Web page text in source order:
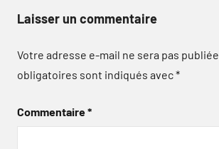
Laisser un commentaire
Votre adresse e-mail ne sera pas publiée.
obligatoires sont indiqués avec*
Commentaire*